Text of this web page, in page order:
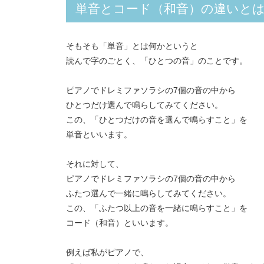
単音とコード（和音）の違いと
そもそも「単音」とは何かというと
読んで字のごとく、「ひとつの音」のことです。
ピアノでドレミファソラシの7個の音の中から
ひとつだけ選んで鳴らしてみてください。
この、「ひとつだけの音を選んで鳴らすこと」を
単音といいます。
それに対して、
ピアノでドレミファソラシの7個の音の中から
ふたつ選んで一緒に鳴らしてみてください。
この、「ふたつ以上の音を一緒に鳴らすこと」を
コード（和音）といいます。
例えば私がピアノで、